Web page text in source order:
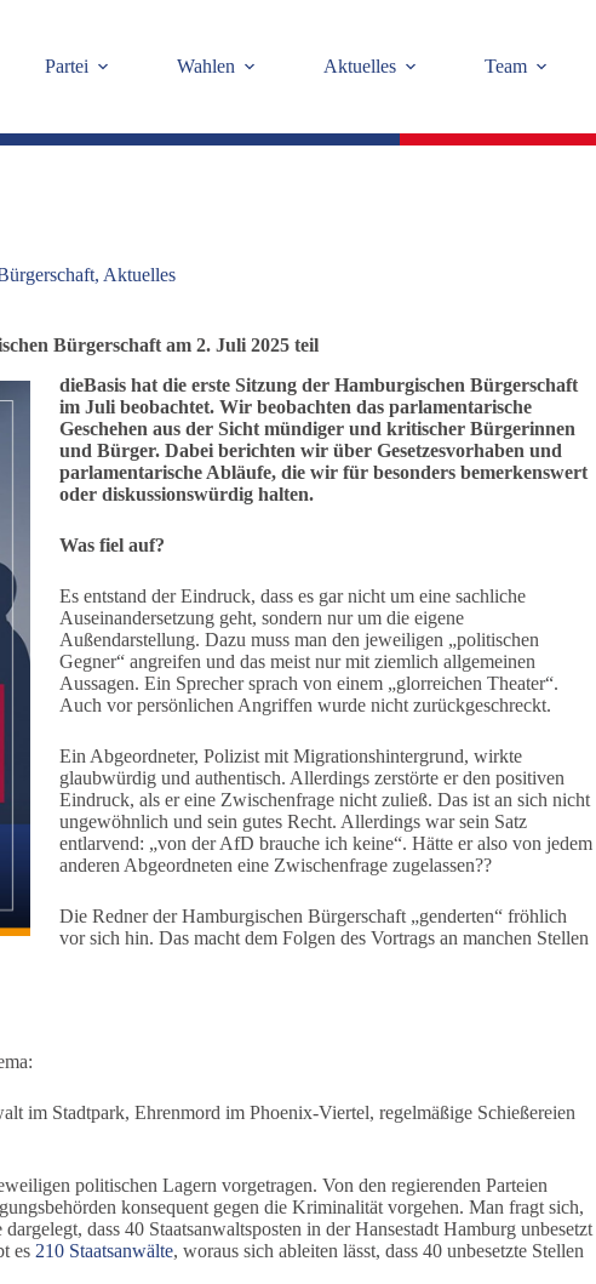
Partei Wahlen Aktuelles Team
, Aktuelles
Bürgerschaft am 2. Juli 2025 teil
dieBasis hat die erste Sitzung der Hamburgischen Bürgerschaft
im Juli beobachtet. Wir beobachten das parlamentarische
Geschehen aus der Sicht mündiger und kritischer Bürgerinnen
und Bürger. Dabei berichten wir über Gesetzesvorhaben und
parlamentarische Abläufe, die wir für besonders bemerkenswert
oder diskussionswürdig halten.
Was fiel auf?
Es entstand der Eindruck, dass es gar nicht um eine sachliche
Auseinandersetzung geht, sondern nur um die eigene
Außendarstellung. Dazu muss man den jeweiligen „politischen
Gegner“ angreifen und das meist nur mit ziemlich allgemeinen
Aussagen. Ein Sprecher sprach von einem „glorreichen Theater“.
Auch vor persönlichen Angriffen wurde nicht zurückgeschreckt.
Ein Abgeordneter, Polizist mit Migrationshintergrund, wirkte
glaubwürdig und authentisch. Allerdings zerstörte er den positiven
Eindruck, als er eine Zwischenfrage nicht zuließ. Das ist an sich nicht
ungewöhnlich und sein gutes Recht. Allerdings war sein Satz
entlarvend: „von der AfD brauche ich keine“. Hätte er also von jedem
anderen Abgeordneten eine Zwischenfrage zugelassen??
Die Redner der Hamburgischen Bürgerschaft „genderten“ fröhlich
vor sich hin. Das macht dem Folgen des Vortrags an manchen Stellen
im Stadtpark, Ehrenmord im Phoenix-Viertel, regelmäßige Schießereien
politischen Lagern vorgetragen. Von den regierenden Parteien
konsequent gegen die Kriminalität vorgehen. Man fragt sich,
dass 40 Staatsanwaltsposten in der Hansestadt Hamburg unbesetzt
es 210 Staatsanwälte, woraus sich ableiten lässt, dass 40 unbesetzte Stellen